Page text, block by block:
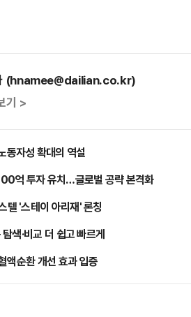
(hnamee@dailian.co.kr)
기 >
동자성 확대의 역설
억 투자 유치…글로벌 공략 본격화
텔 '스테이 아리재' 론칭
색·비교 더 쉽고 빠르게
액순환 개선 효과 입증